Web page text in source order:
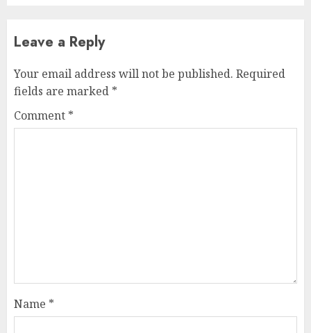
Leave a Reply
Your email address will not be published. Required
fields are marked *
Comment *
Name *